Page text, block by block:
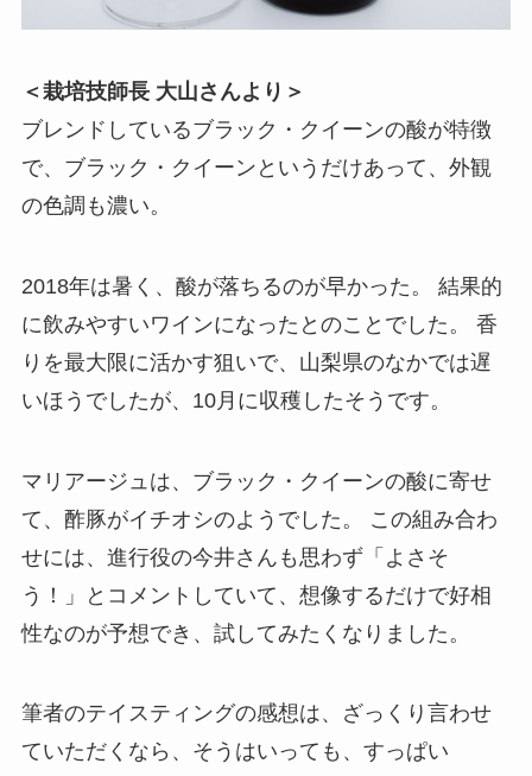
＜栽培技師長 大山さんより＞
ブレンドしているブラック・クイーンの酸が特徴
で、ブラック・クイーンというだけあって、外観
の色調も濃い。
2018年は暑く、酸が落ちるのが早かった。 結果的
に飲みやすいワインになったとのことでした。 香
りを最大限に活かす狙いで、山梨県のなかでは遅
いほうでしたが、10月に収穫したそうです。
マリアージュは、ブラック・クイーンの酸に寄せ
て、酢豚がイチオシのようでした。 この組み合わ
せには、進行役の今井さんも思わず「よさそ
う！」とコメントしていて、想像するだけで好相
性なのが予想でき、試してみたくなりました。
筆者のテイスティングの感想は、ざっくり言わせ
ていただくなら、そうはいっても、すっぱい